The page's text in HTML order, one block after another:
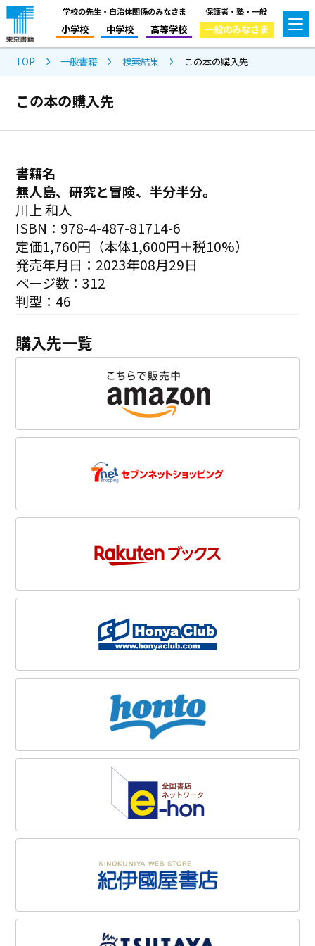
学校の先生・自治体関係のみなさま
小学校 中学校 高等学校
保護者・塾・一般
一般のみなさま
TOP 一般書籍 検索結果 この本の購入先
この本の購入先
書籍名
無人島、研究と冒険、半分半分。
川上 和人
ISBN：978-4-487-81714-6
定価1,760円（本体1,600円＋税10%）
発売年月日：2023年08月29日
ページ数：312
判型：46
購入先一覧